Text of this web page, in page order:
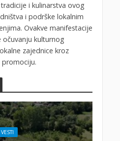
i kulinarstva ovog
i podrške lokalnim
Ovakve manifestacije
kulturnog
zajednice kroz
VESTI